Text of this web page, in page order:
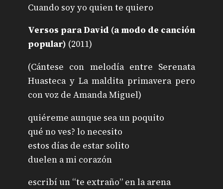
Cuando soy yo quien te quiero
Versos para David (a modo de canción
popular) (2011)
(Cántese con melodía entre Serenata
Huasteca y La maldita primavera pero
con voz de Amanda Miguel)
quiéreme aunque sea un poquito
qué no ves? lo necesito
estos días de estar solito
duelen a mi corazón
escribí un “te extraño” en la arena